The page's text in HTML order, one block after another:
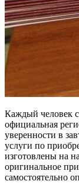
Каждый человек
официальная
уверенности в
услуги по
изготовлены на
оригинальное
самостоятельно